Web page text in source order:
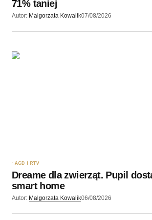
71% taniej
Autor: Malgorzata Kowalik07/08/2026
AGD I RTV
Dreame dla zwierząt. Pupil
smart home
Autor: Malgorzata Kowalik06/08/2026